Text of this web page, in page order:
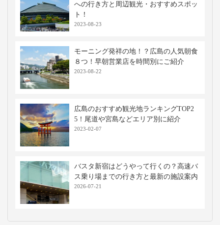
への行き方と周辺観光・おすすめスポッ
ト！
2023-08-23
モーニング発祥の地！？広島の人気朝食
８つ！早朝営業店を時間別にご紹介
2023-08-22
広島のおすすめ観光地ランキングTOP2
5！尾道や宮島などエリア別に紹介
2023-02-07
バスタ新宿はどうやって行くの？高速バ
ス乗り場までの行き方と最新の施設案内
2026-07-21